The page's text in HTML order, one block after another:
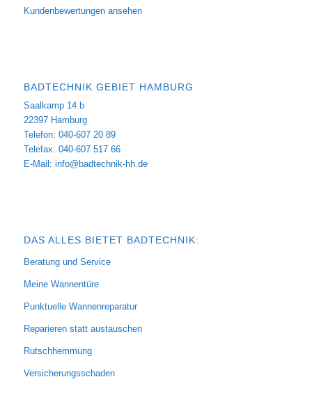
Kundenbewertungen ansehen
BADTECHNIK GEBIET HAMBURG
Saalkamp 14 b
22397 Hamburg
Telefon: 040-607 20 89
Telefax: 040-607 517 66
E-Mail: info@badtechnik-hh.de
DAS ALLES BIETET BADTECHNIK:
Beratung und Service
Meine Wannentüre
Punktuelle Wannenreparatur
Reparieren statt austauschen
Rutschhemmung
Versicherungsschaden